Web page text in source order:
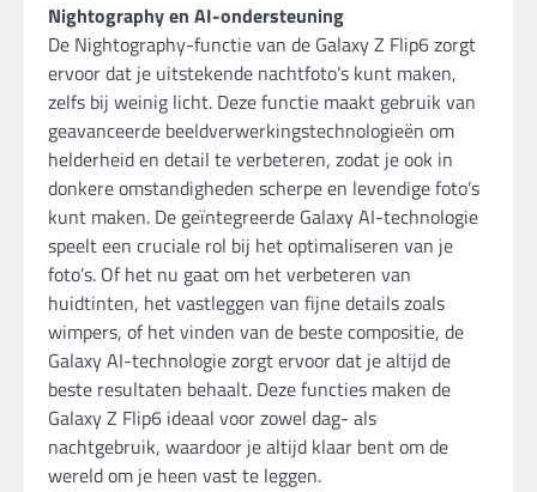
Nightography en AI-ondersteuning
De Nightography-functie van de Galaxy Z Flip6 zorgt
ervoor dat je uitstekende nachtfoto’s kunt maken,
zelfs bij weinig licht. Deze functie maakt gebruik van
geavanceerde beeldverwerkingstechnologieën om
helderheid en detail te verbeteren, zodat je ook in
donkere omstandigheden scherpe en levendige foto’s
kunt maken. De geïntegreerde Galaxy AI-technologie
speelt een cruciale rol bij het optimaliseren van je
foto’s. Of het nu gaat om het verbeteren van
huidtinten, het vastleggen van fijne details zoals
wimpers, of het vinden van de beste compositie, de
Galaxy AI-technologie zorgt ervoor dat je altijd de
beste resultaten behaalt. Deze functies maken de
Galaxy Z Flip6 ideaal voor zowel dag- als
nachtgebruik, waardoor je altijd klaar bent om de
wereld om je heen vast te leggen.